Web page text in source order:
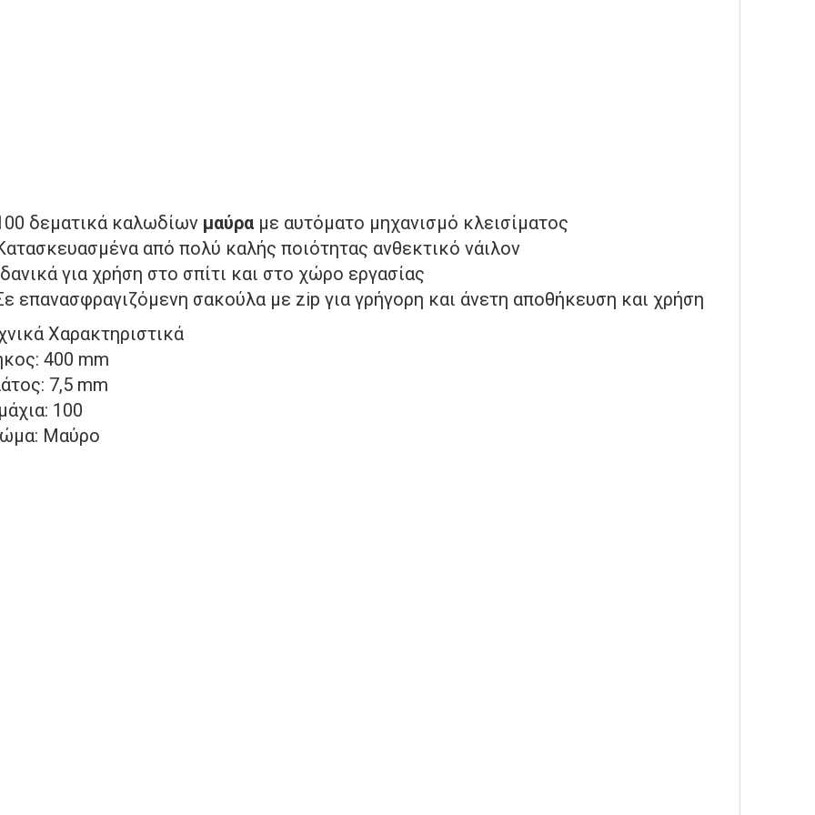
δεματικά καλωδίων μαύρα με αυτόματο μηχανισμό κλεισίματος
από πολύ καλής ποιότητας ανθεκτικό νάιλον
για χρήση στο σπίτι και στο χώρο εργασίας
επανασφραγιζόμενη σακούλα με zip για γρήγορη και άνετη αποθήκευση και χρήση
Χαρακτηριστικά
400 mm
7,5 mm
100
Μαύρο